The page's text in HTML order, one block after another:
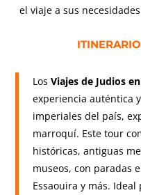
el viaje a sus
Los Viajes de Judios
experiencia auténtica
imperiales del país,
marroquí. Este tour
históricas, antiguas
museos, con paradas
Essaouira y más.